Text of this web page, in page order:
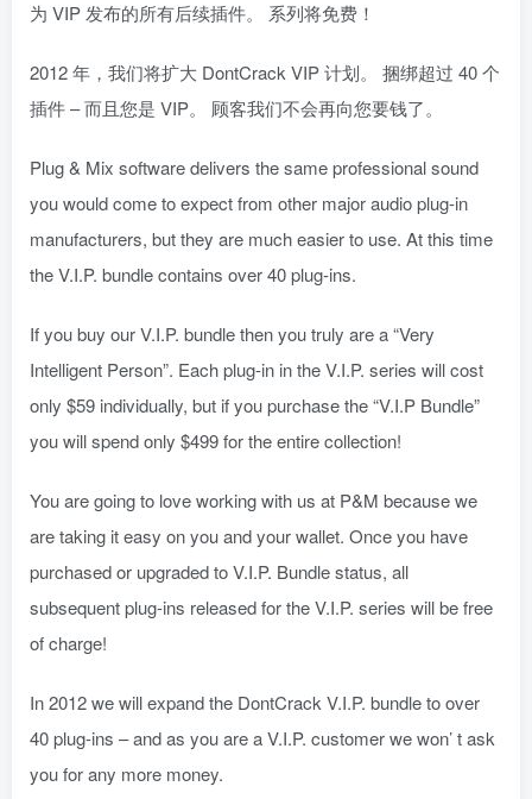
为 VIP 发布的所有后续插件。 系列将免费！
2012 年，我们将扩大 DontCrack VIP 计划。 捆绑超过 40 个
插件 – 而且您是 VIP。 顾客我们不会再向您要钱了。
Plug & Mix software delivers the same professional sound
you would come to expect from other major audio plug-in
manufacturers, but they are much easier to use. At this time
the V.I.P. bundle contains over 40 plug-ins.
If you buy our V.I.P. bundle then you truly are a “Very
Intelligent Person”. Each plug-in in the V.I.P. series will cost
only $59 individually, but if you purchase the “V.I.P Bundle”
you will spend only $499 for the entire collection!
You are going to love working with us at P&M because we
are taking it easy on you and your wallet. Once you have
purchased or upgraded to V.I.P. Bundle status, all
subsequent plug-ins released for the V.I.P. series will be free
of charge!
In 2012 we will expand the DontCrack V.I.P. bundle to over
40 plug-ins – and as you are a V.I.P. customer we won’ t ask
you for any more money.